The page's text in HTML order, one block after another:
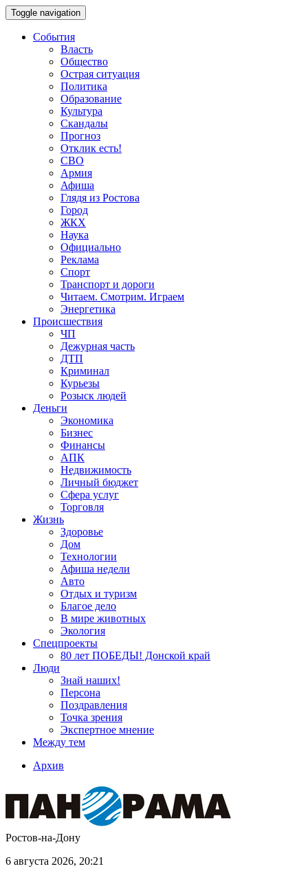
Toggle navigation
События
Власть
Общество
Острая ситуация
Политика
Образование
Культура
Скандалы
Прогноз
Отклик есть!
СВО
Армия
Афиша
Глядя из Ростова
Город
ЖКХ
Наука
Официально
Реклама
Спорт
Транспорт и дороги
Читаем. Смотрим. Играем
Энергетика
Происшествия
ЧП
Дежурная часть
ДТП
Криминал
Курьезы
Розыск людей
Деньги
Экономика
Бизнес
Финансы
АПК
Недвижимость
Личный бюджет
Сфера услуг
Торговля
Жизнь
Здоровье
Дом
Технологии
Афиша недели
Авто
Отдых и туризм
Благое дело
В мире животных
Экология
Спецпроекты
80 лет ПОБЕДЫ! Донской край
Люди
Знай наших!
Персона
Поздравления
Точка зрения
Экспертное мнение
Между тем
Архив
Ростов-на-Дону
6 августа 2026, 20:21